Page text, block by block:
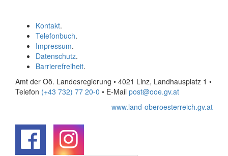
Kontakt.
Telefonbuch.
Impressum.
Datenschutz.
Barrierefreiheit.
Amt der Oö. Landesregierung • 4021 Linz, Landhausplatz 1 •
Telefon (+43 732) 77 20-0 • E-Mail post@ooe.gv.at
www.land-oberoesterreich.gv.at